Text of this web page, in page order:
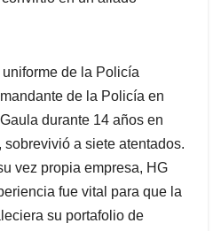
de la Policía
de la Policía en
durante 14 años en
a siete atentados.
vez propia empresa, HG
fue vital para que la
su portafolio de